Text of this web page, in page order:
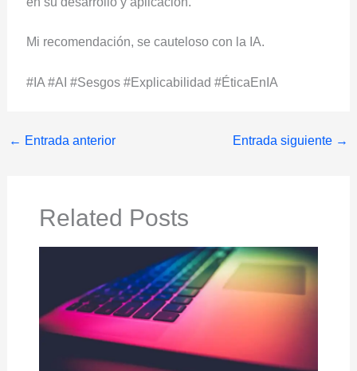
Mi recomendación, se cauteloso con la IA.
#IA #AI #Sesgos #Explicabilidad #ÉticaEnIA
← Entrada anterior Entrada siguiente →
Related Posts